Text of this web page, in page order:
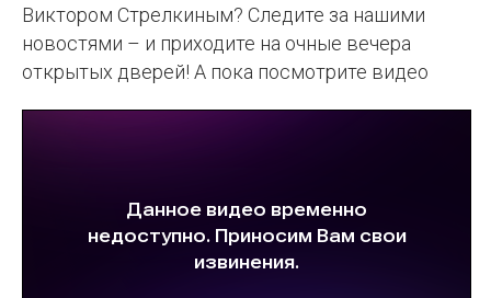
Виктором Стрелкиным? Следите за нашими
новостями – и приходите на очные вечера
открытых дверей! А пока посмотрите видео